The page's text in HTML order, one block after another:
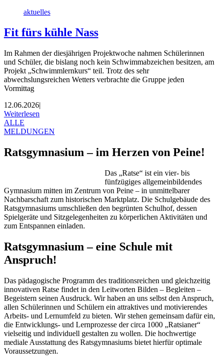
aktuelles
Fit fürs kühle Nass
Im Rahmen der diesjährigen Projektwoche nahmen Schülerinnen
und Schüler, die bislang noch kein Schwimmabzeichen besitzen, am
Projekt „Schwimmlernkurs“ teil. Trotz des sehr
abwechslungsreichen Wetters verbrachte die Gruppe jeden
Vormittag
12.06.2026|
Weiterlesen
ALLE
MELDUNGEN
Ratsgymnasium – im Herzen von Peine!
Das „Ratse“ ist ein vier- bis
fünfzügiges allgemeinbildendes
Gymnasium mitten im Zentrum von Peine – in unmittelbarer
Nachbarschaft zum historischen Marktplatz. Die Schulgebäude des
Ratsgymnasiums umschließen den begrünten Schulhof, dessen
Spielgeräte und Sitzgelegenheiten zu körperlichen Aktivitäten und
zum Entspannen einladen.
Ratsgymnasium – eine Schule mit
Anspruch!
Das pädagogische Programm des traditionsreichen und gleichzeitig
innovativen Ratse findet in den Leitworten Bilden – Begleiten –
Begeistern seinen Ausdruck. Wir haben an uns selbst den Anspruch,
allen Schülerinnen und Schülern ein attraktives und motivierendes
Arbeits- und Lernumfeld zu bieten. Wir stehen gemeinsam dafür ein,
die Entwicklungs- und Lernprozesse der circa 1000 „Ratsianer“
vielseitig und individuell gestalten zu wollen. Die hochwertige
mediale Ausstattung des Ratsgymnasiums bietet hierfür optimale
Voraussetzungen.